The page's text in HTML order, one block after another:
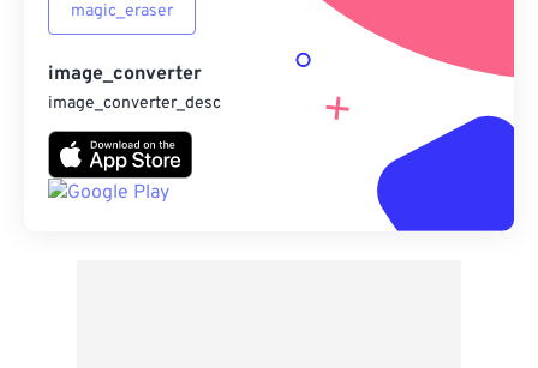
magic_eraser
image_converter
image_converter_desc